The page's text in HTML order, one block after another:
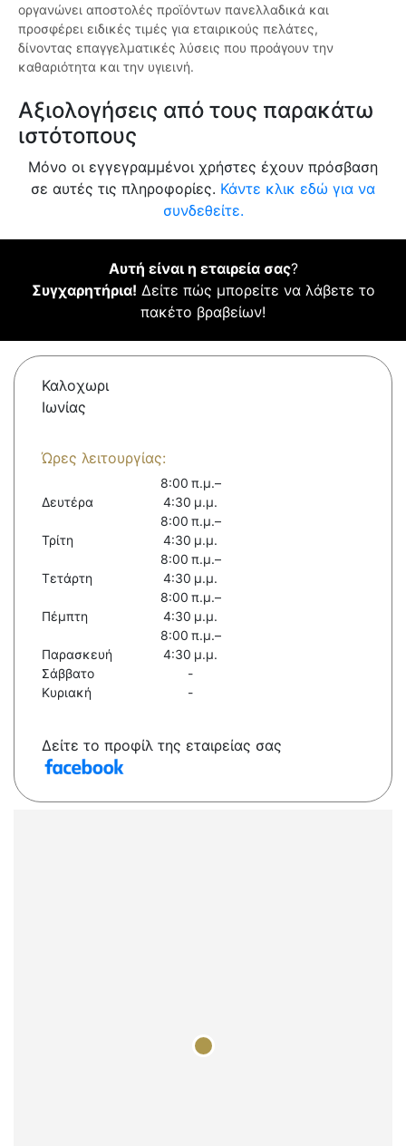
οργανώνει αποστολές προϊόντων πανελλαδικά και
προσφέρει ειδικές τιμές για εταιρικούς πελάτες,
δίνοντας επαγγελματικές λύσεις που προάγουν την
καθαριότητα και την υγιεινή.
Αξιολογήσεις από τους παρακάτω
ιστότοπους
Μόνο οι εγγεγραμμένοι χρήστες έχουν πρόσβαση
σε αυτές τις πληροφορίες. Κάντε κλικ εδώ για να
συνδεθείτε.
Αυτή είναι η εταιρεία σας?
Συγχαρητήρια! Δείτε πώς μπορείτε να λάβετε το
πακέτο βραβείων!
Καλοχωρι
Ιωνίας
Ώρες λειτουργίας:
Δευτέρα
8:00 π.μ.–
4:30 μ.μ.
Τρίτη
8:00 π.μ.–
4:30 μ.μ.
Τετάρτη
8:00 π.μ.–
4:30 μ.μ.
Πέμπτη
8:00 π.μ.–
4:30 μ.μ.
Παρασκευή
8:00 π.μ.–
4:30 μ.μ.
Σάββατο
-
Κυριακή
-
Δείτε το προφίλ της εταιρείας σας